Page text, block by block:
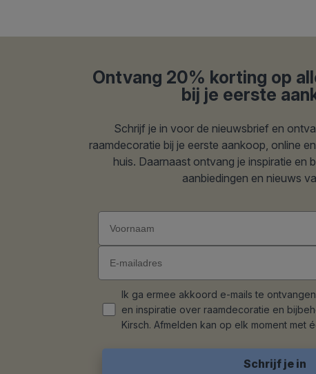
Ontvang 20% korting op
bij je eerste
Schrijf je in voor de nieuwsbrief en
raamdecoratie bij je eerste aankoop, online
huis. Daarnaast ontvang je inspiratie en
aanbiedingen en nieuws
Ik ga ermee akkoord e-mails te
en inspiratie over raamdecoratie en
Kirsch. Afmelden kan op elk moment met